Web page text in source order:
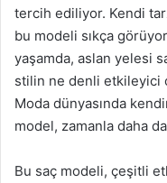
tercih ediliyor. Kendi
bu modeli sıkça
yaşamda, aslan yelesi
stilin ne denli etkileyici
Moda dünyasında
model, zamanla daha
Bu saç modeli, çeşitli